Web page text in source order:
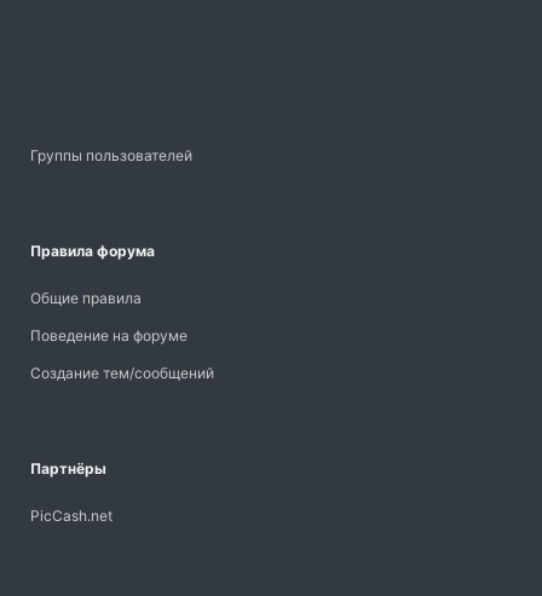
Группы пользователей
Правила форума
Общие правила
Поведение на форуме
Создание тем/сообщений
Партнёры
PicCash.net